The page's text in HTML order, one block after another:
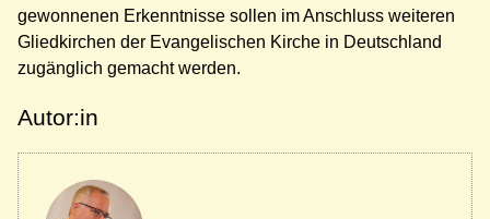
gewonnenen Erkenntnisse sollen im Anschluss weiteren
Gliedkirchen der Evangelischen Kirche in Deutschland
zugänglich gemacht werden.
Autor:in